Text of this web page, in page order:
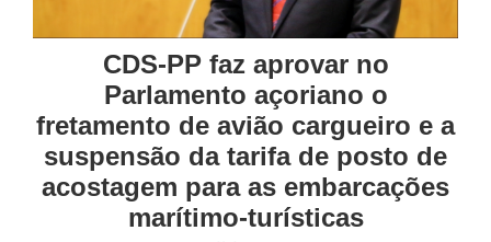
CDS-PP faz aprovar no
Parlamento açoriano o
fretamento de avião cargueiro e a
suspensão da tarifa de posto de
acostagem para as embarcações
marítimo-turísticas